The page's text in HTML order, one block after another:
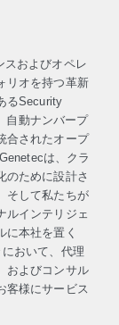
スおよびオペレ
リオを持つ革新
るSecurity
自動ナンバープ
合されたオープ
は、クラ
のために設計さ
そして私たちが
ルインテリジェ
に本社を置く
おいて、代理
およびコンサル
客様にサービス